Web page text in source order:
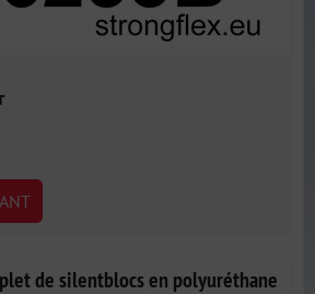
de silentblocs en polyuréthane